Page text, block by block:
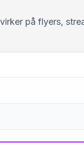
på flyers,